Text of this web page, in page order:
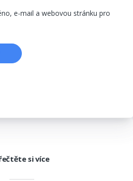
e-mail a webovou stránku pro
si více